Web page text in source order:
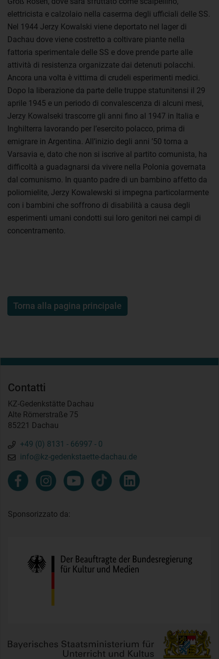
elettricista e calzolaio nella caserma degli ufficiali delle SS.
Nel 1944 Jerzy Kowalski viene deportato nel lager di
Dachau dove viene costretto a coltivare piante nella
fattoria sperimentale delle SS e dove prende parte alle
attività di resistenza organizzate dai detenuti polacchi.
Ancora una volta è vittima di crudeli esperimenti medici.
Dopo la liberazione da parte delle truppe statunitensi il 29
aprile 1945 e un periodo di convalescenza di alcuni mesi,
Jerzy Kowalseki trascorre gli anni fino al 1947 in Italia e
Inghilterra lavorando per l’esercito polacco, prima di
emigrare in Argentina. All’inizio degli anni ’50 torna a
Varsavia e, dato che non si iscrive al partito comunista, ha
difficoltà a guadagnarsi da vivere nella Polonia governata
dal comunismo. In quanto padre di un bambino affetto da
poliomielite, Jerzy Kowalewski si impegna particolarmente
con i bambini che soffrono di disabilità a causa degli
esperimenti umani condotti sui loro genitori nei campi di
concentramento.
Torna alla pagina principale
Contatti
KZ-Gedenkstätte Dachau
Alte Römerstraße 75
85221 Dachau
+49 (0) 8131 - 66997 - 0
info@kz-gedenkstaette-dachau.de
Sponsorizzato da: